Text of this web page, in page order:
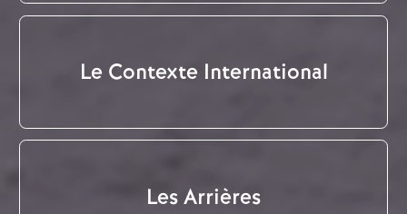
Le Contexte International
Les Arrières